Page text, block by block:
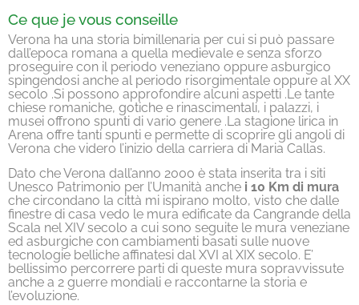
Ce que je vous conseille
Verona ha una storia bimillenaria per cui si può passare
dall’epoca romana a quella medievale e senza sforzo
proseguire con il periodo veneziano oppure asburgico
spingendosi anche al periodo risorgimentale oppure al XX
secolo .Si possono approfondire alcuni aspetti .Le tante
chiese romaniche, gotiche e rinascimentali, i palazzi, i
musei offrono spunti di vario genere .La stagione lirica in
Arena offre tanti spunti e permette di scoprire gli angoli di
Verona che videro l’inizio della carriera di Maria Callas.
Dato che Verona dall’anno 2000 è stata inserita tra i siti
Unesco Patrimonio per l’Umanità anche i 10 Km di mura
che circondano la città mi ispirano molto, visto che dalle
finestre di casa vedo le mura edificate da Cangrande della
Scala nel XIV secolo a cui sono seguite le mura veneziane
ed asburgiche con cambiamenti basati sulle nuove
tecnologie belliche affinatesi dal XVI al XIX secolo. E’
bellissimo percorrere parti di queste mura sopravvissute
anche a 2 guerre mondiali e raccontarne la storia e
l’evoluzione.